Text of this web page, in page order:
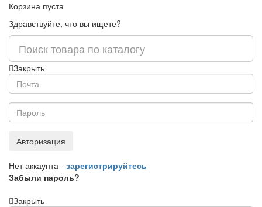
Корзина пуста
Здравствуйте, что вы ищете?
Закрыть
Авторизация
Нет аккаунта - зарегистрируйтесь
Забыли пароль?
Закрыть